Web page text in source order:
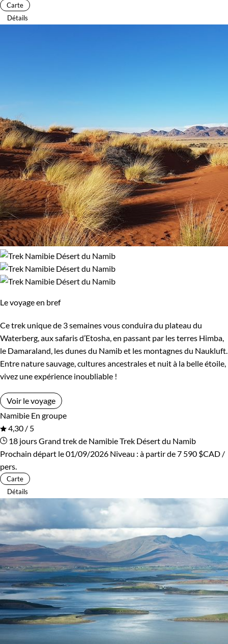
Carte
Détails
Le voyage en bref
Ce trek unique de 3 semaines vous conduira du plateau du
Waterberg, aux safaris d’Etosha, en passant par les terres Himba,
le Damaraland, les dunes du Namib et les montagnes du Naukluft.
Entre nature sauvage, cultures ancestrales et nuit à la belle étoile,
vivez une expérience inoubliable !
Voir le voyage
Namibie En groupe
4,30 / 5
18 joursGrand trek de NamibieTrek Désert du Namib
Prochain départ le 01/09/2026 Niveau : à partir de7 590 $CAD /
pers.
Carte
Détails